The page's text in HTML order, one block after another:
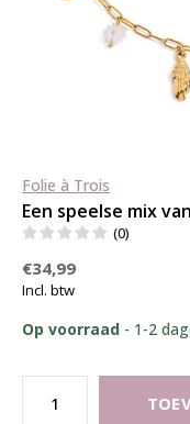
Folie à Trois
Een speelse mix
(0)
€34,99
Incl. btw
Op voorraad - 1-2